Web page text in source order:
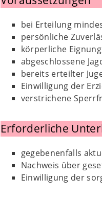
bei Erteilung
persönliche
körperliche Eignung
abgeschlossene
bereits erteilter
Einwilligung der
verstrichene
Erforderliche
gegebenenfalls
Nachweis über
Einwilligung der